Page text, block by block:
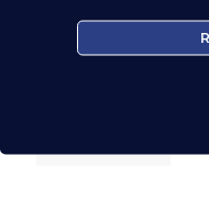
¡Últimas plazas!